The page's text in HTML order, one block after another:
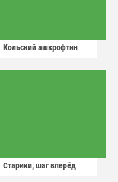
Кольский ашкрофтин
Старики, шаг вперёд